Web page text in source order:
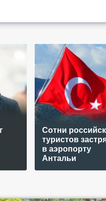
Сотни
туристов
в аэропорту
Антальи